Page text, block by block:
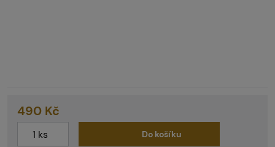
490 Kč
Do košíku